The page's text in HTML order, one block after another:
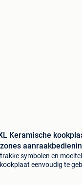
Keramische
symbolen en
eenvoudig te